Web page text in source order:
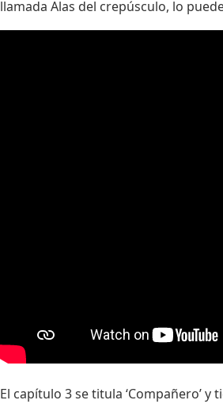
llamada Alas del crepúsculo, lo
El capítulo 3 se titula ‘Compañero’